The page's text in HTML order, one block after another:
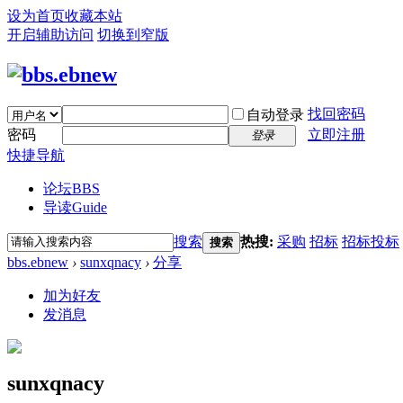
设为首页收藏本站
开启辅助访问 切换到窄版
自动登录 找回密码
密码
登录
立即注册
快捷导航
论坛BBS
导读Guide
搜索 搜索 热搜: 采购 招标 招标投标
bbs.ebnew › sunxqnacy › 分享
加为好友
发消息
sunxqnacy